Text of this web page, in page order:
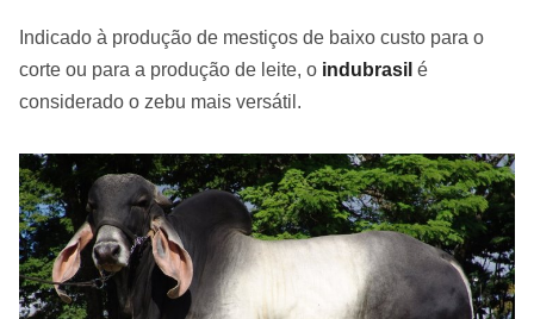
Indicado à produção de mestiços de baixo custo para o
corte ou para a produção de leite, o indubrasil é
considerado o zebu mais versátil.